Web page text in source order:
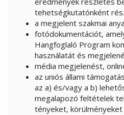
tehetségkutatónként
a megjelent szakmai
fotódokumentációt,
Hangfoglaló Program
használatát és
média megjelenést,
az uniós állami
az a) és/vagy a b)
megalapozó feltételek
tényeket,